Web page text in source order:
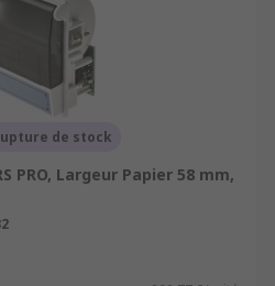
place disponibles. De
panneau aux
de l'imprimante.
élevée est utile pour
lignes doivent
C'est le cas des caisses
d'obtenir un résultat
de stock
PRO, Largeur Papier 58 mm,